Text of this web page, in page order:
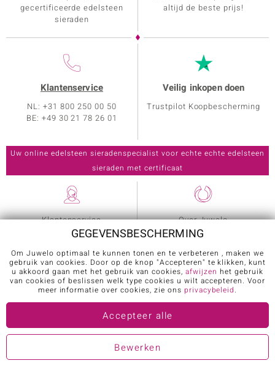
gecertificeerde edelsteen
sieraden
altijd de beste prijs!
Klantenservice
NL: +31 800 250 00 50
BE: +49 30 21 78 26 01
Veilig inkopen doen
Trustpilot Koopbescherming
Klantenservice
Echtheidscertificaat
Welkomstpakket
Deelname winspelen
Ringmaten
Verzending en retouren
Over Juwelo
Sieradenspecialisten
Presentatoren
Sieradenprogramma
Nieuwsbrief
Wereld van edelstenen
GEGEVENSBESCHERMING
Om Juwelo optimaal te kunnen tonen en te verbeteren , maken we
gebruik van cookies. Door op de knop "Accepteren" te klikken, kunt
u akkoord gaan met het gebruik van cookies,afwijzen het gebruik
van cookies of beslissen welk type cookies u wilt accepteren. Voor
meer informatie over cookies, zie ons privacybeleid.
Accepteer alle
Bewerken